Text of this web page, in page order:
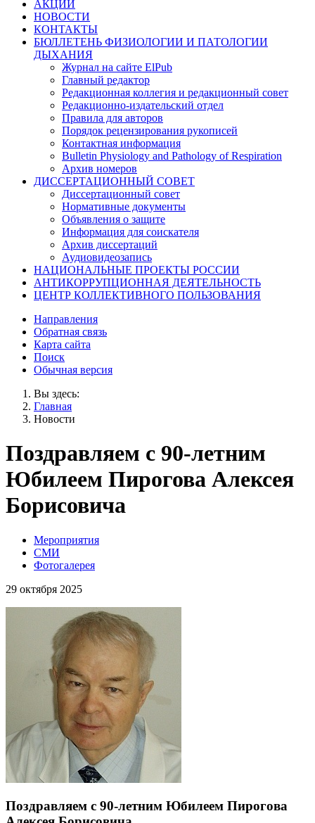
АКЦИИ
НОВОСТИ
КОНТАКТЫ
БЮЛЛЕТЕНЬ ФИЗИОЛОГИИ И ПАТОЛОГИИ
ДЫХАНИЯ
Журнал на сайте ElPub
Главный редактор
Редакционная коллегия и редакционный совет
Редакционно-издательский отдел
Правила для авторов
Порядок рецензирования рукописей
Контактная информация
Bulletin Physiology and Pathology of Respiration
Архив номеров
ДИССЕРТАЦИОННЫЙ СОВЕТ
Диссертационный совет
Нормативные документы
Объявления о защите
Информация для соискателя
Архив диссертаций
Аудиовидеозапись
НАЦИОНАЛЬНЫЕ ПРОЕКТЫ РОССИИ
АНТИКОРРУПЦИОННАЯ ДЕЯТЕЛЬНОСТЬ
ЦЕНТР КОЛЛЕКТИВНОГО ПОЛЬЗОВАНИЯ
Направления
Обратная связь
Карта сайта
Поиск
Обычная версия
Вы здесь:
Главная
Новости
Поздравляем с 90-летним
Юбилеем Пирогова Алексея
Борисовича
Мероприятия
СМИ
Фотогалерея
29 октября 2025
Поздравляем с 90-летним Юбилеем Пирогова